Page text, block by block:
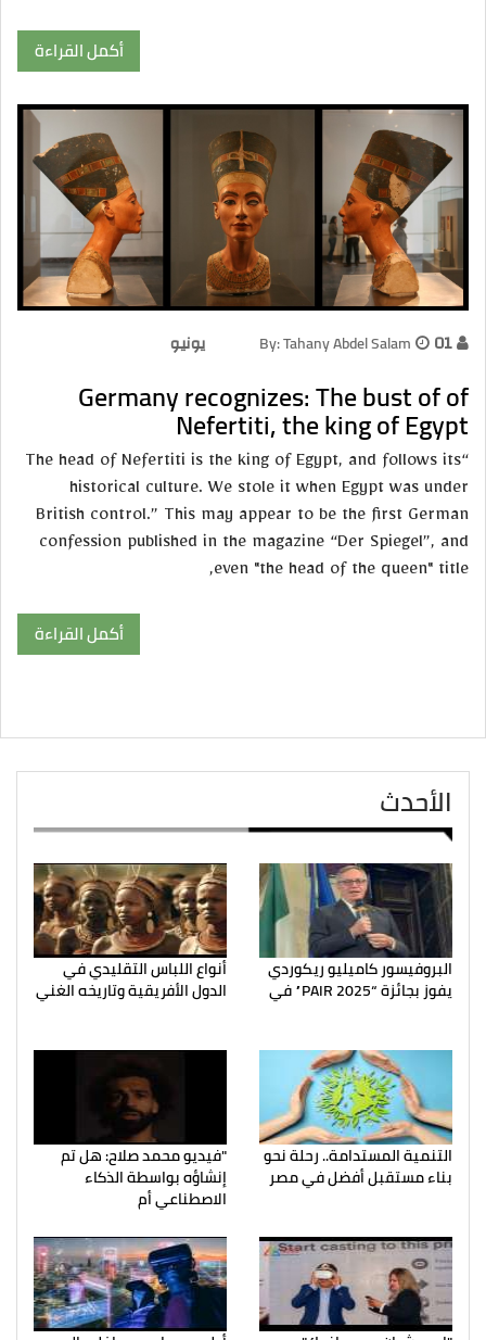
أكمل القراءة
By: Tahany Abdel Salam 01 يونيو
Germany recognizes: The bust of of
Nefertiti, the king of Egypt
“The head of Nefertiti is the king of Egypt, and follows its
historical culture. We stole it when Egypt was under
British control.” This may appear to be the first German
confession published in the magazine “Der Spiegel”, and
even "the head of the queen" title,
أكمل القراءة
الأحدث
البروفيسور كاميليو ريكوردي
يفوز بجائزة “PAIR 2025” في
أنواع اللباس التقليدي في
الدول الأفريقية وتاريخه الغني
التنمية المستدامة.. رحلة نحو
بناء مستقبل أفضل في مصر
"فيديو محمد صلاح: هل تم
إنشاؤه بواسطة الذكاء
الاصطناعي أم